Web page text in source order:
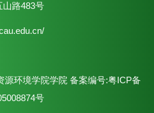
山路483号
环境学院学院 备案编号:粤ICP备
号